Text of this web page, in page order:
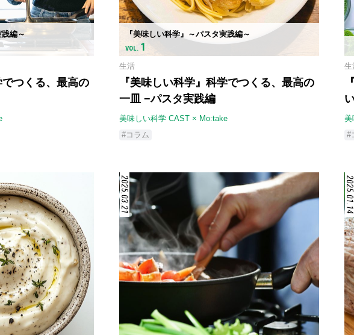
践編～
でつくる、最高の
『美味しい科学』～パスタ実践編～
VOL. 1
生活
『美味しい科学』科学でつくる、最高の
一皿 −パスタ実践編
美味しい科学 CAST × Mo:take
#コラム
生
美
#
2025.03.21